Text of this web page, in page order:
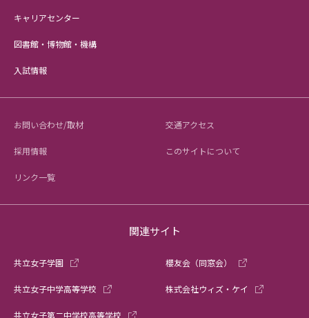
キャリアセンター
図書館・博物館・機構
入試情報
お問い合わせ/取材 交通アクセス
採用情報 このサイトについて
リンク一覧
関連サイト
共立女子学園
共立女子中学高等学校
共立女子第二中学校高等学校
櫻友会（同窓会）
株式会社ウィズ・ケイ